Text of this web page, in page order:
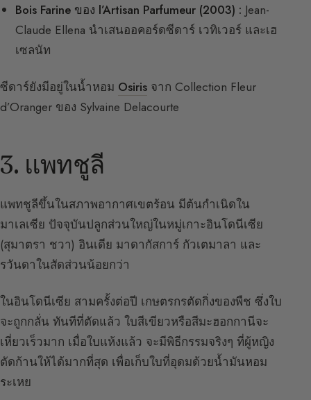
Bois Farine ของ l’Artisan Parfumeur (2003) : Jean-
Claude Ellena นำเสนออคอร์ดซีดาร์ เวทิเวอร์ และเฮ
เซลนัท
ซีดาร์ยังมีอยู่ในน้ำหอม Osiris จาก Collection Fleur
d’Oranger ของ Sylvaine Delacourte
3. แพทชูลี
แพทชูลีขึ้นในสภาพอากาศเขตร้อน มีต้นกำเนิดใน
มาเลเซีย ปัจจุบันปลูกส่วนใหญ่ในหมู่เกาะอินโดนีเซีย
(สุมาตรา ชวา) อินเดีย มาดากัสการ์ กัวเตมาลา และ
รวันดาในสัดส่วนน้อยกว่า
ในอินโดนีเซีย สามครั้งต่อปี เกษตรกรตัดกิ่งของพืช ซึ่งใบ
จะถูกกลั่น ทันทีที่ตัดแล้ว ใบสีเขียวหรือสีมะฮอกกานีจะ
เหี่ยวเร็วมาก เมื่อใบแห้งแล้ว จะมีพิธีกรรมจริงๆ ที่ผู้หญิง
ตัดก้านให้ได้มากที่สุด เพื่อเก็บใบที่อุดมด้วยน้ำมันหอม
ระเหย